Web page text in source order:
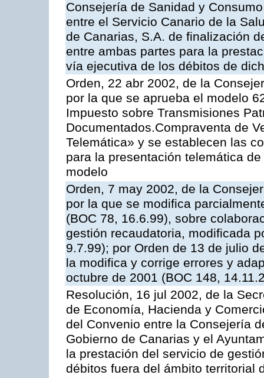
Consejería de Sanidad y
entre el Servicio Canario de la
de Canarias, S.A. de finalización
entre ambas partes para la
vía ejecutiva de los débitos de
Orden, 22 abr 2002, de la
por la que se aprueba el modelo
Impuesto sobre Transmisiones
Documentados.Compraventa de
Telemática» y se establecen las
para la presentación telemática
modelo
Orden, 7 may 2002, de la
por la que se modifica
(BOC 78, 16.6.99), sobre
gestión recaudatoria, modificada
9.7.99); por Orden de 13 de julio
la modifica y corrige errores y
octubre de 2001 (BOC 148,
Resolución, 16 jul 2002, de la
de Economía, Hacienda y
del Convenio entre la Consejería
Gobierno de Canarias y el
la prestación del servicio de
débitos fuera del ámbito territorial